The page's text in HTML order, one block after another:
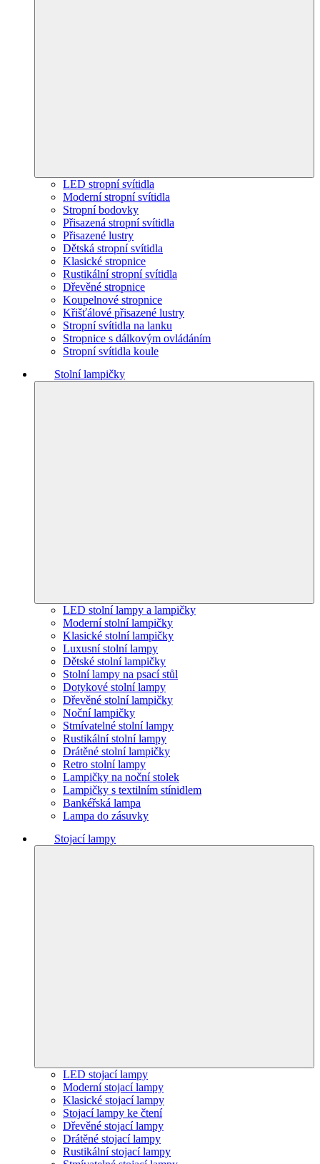
LED stropní svítidla
Moderní stropní svítidla
Stropní bodovky
Přisazená stropní svítidla
Přisazené lustry
Dětská stropní svítidla
Klasické stropnice
Rustikální stropní svítidla
Dřevěné stropnice
Koupelnové stropnice
Křišťálové přisazené lustry
Stropní svítidla na lanku
Stropnice s dálkovým ovládáním
Stropní svítidla koule
Stolní lampičky
LED stolní lampy a lampičky
Moderní stolní lampičky
Klasické stolní lampičky
Luxusní stolní lampy
Dětské stolní lampičky
Stolní lampy na psací stůl
Dotykové stolní lampy
Dřevěné stolní lampičky
Noční lampičky
Stmívatelné stolní lampy
Rustikální stolní lampy
Drátěné stolní lampičky
Retro stolní lampy
Lampičky na noční stolek
Lampičky s textilním stínidlem
Bankéřská lampa
Lampa do zásuvky
Stojací lampy
LED stojací lampy
Moderní stojací lampy
Klasické stojací lampy
Stojací lampy ke čtení
Dřevěné stojací lampy
Drátěné stojací lampy
Rustikální stojací lampy